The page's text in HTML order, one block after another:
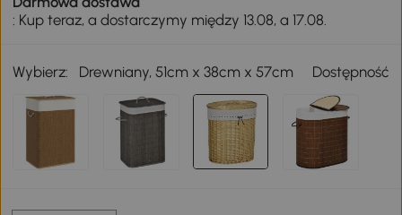
: Kup teraz, a dostarczymy między 13.08, a 17.08.
Wybierz: Drewniany, 51cm x 38cm x 57cm Dostępność